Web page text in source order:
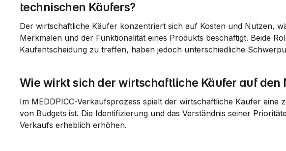
technischen Käufers?
Der wirtschaftliche Käufer konzentriert sich auf Kosten und Nutzen,
Merkmalen und der Funktionalität eines Produkts beschäftigt. Beide
Kaufentscheidung zu treffen, haben jedoch unterschiedliche
Wie wirkt sich der wirtschaftliche Käufer auf den
Im MEDDPICC-Verkaufsprozess spielt der wirtschaftliche Käufer eine
von Budgets ist. Die Identifizierung und das Verständnis seiner
Verkaufs erheblich erhöhen.